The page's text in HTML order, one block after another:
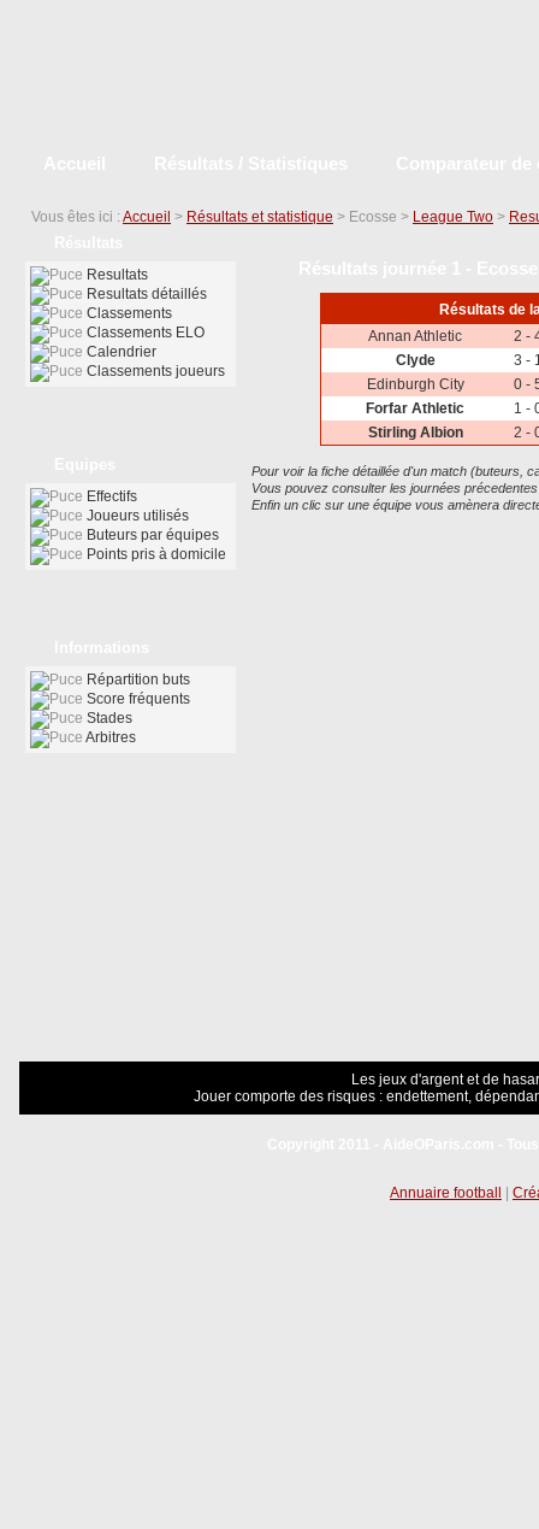
Vous êtes ici : Accueil > Résultats et statistique > Ecosse > League Two >
Résultats de
Annan Athletic
2 -
Clyde
3 -
Edinburgh City
0 -
Forfar Athletic
1 -
Stirling Albion
2 -
Pour voir la fiche détaillée d'un match (buteurs,
Vous pouvez consulter les journées
Enfin un clic sur une équipe vous amènera
Resultats
Resultats détaillés
Classements
Classements ELO
Calendrier
Classements joueurs
Effectifs
Joueurs utilisés
Buteurs par équipes
Points pris à domicile
Répartition buts
Score fréquents
Stades
Arbitres
Les jeux d'argent et de
Jouer comporte des risques : endettement,
Annuaire football